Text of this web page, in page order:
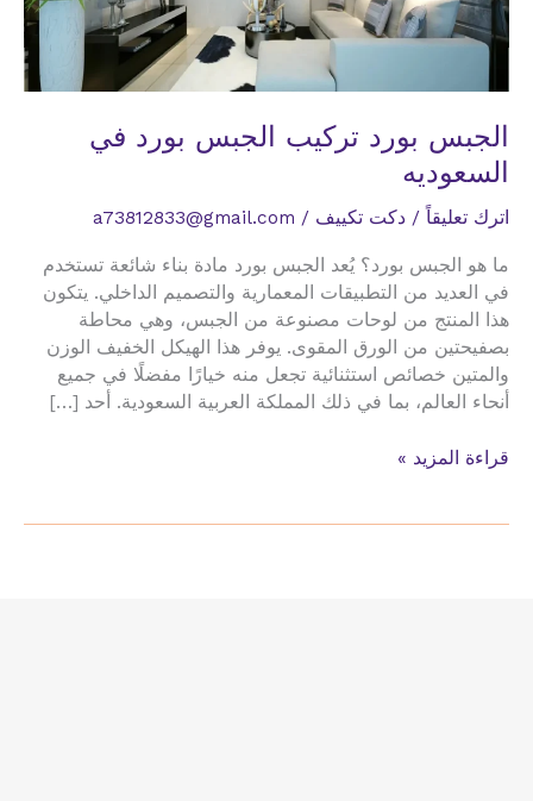
الجبس بورد تركيب الجبس بورد في
السعوديه
اترك تعليقاً / دكت تكييف /
a73812833@gmail.com
ما هو الجبس بورد؟ يُعد الجبس بورد مادة بناء شائعة تستخدم
في العديد من التطبيقات المعمارية والتصميم الداخلي. يتكون
هذا المنتج من لوحات مصنوعة من الجبس، وهي محاطة
بصفيحتين من الورق المقوى. يوفر هذا الهيكل الخفيف الوزن
والمتين خصائص استثنائية تجعل منه خيارًا مفضلًا في جميع
أنحاء العالم، بما في ذلك المملكة العربية السعودية. أحد […]
الجبس
قراءة المزيد »